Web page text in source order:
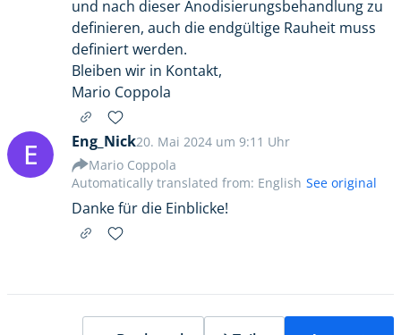
und nach dieser Anodisierungsbehandlung zu
definieren, auch die endgültige Rauheit muss
definiert werden.
Bleiben wir in Kontakt,
Mario Coppola
E Eng_Nick20. Mai 2024 um 9:11 Uhr
Mario Coppola
Danke für die Einblicke!
Automatically translated from: English See original